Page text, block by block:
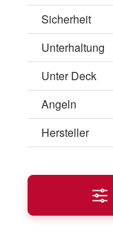
Sicherheit
Unterhaltung
Unter Deck
Angeln
Hersteller